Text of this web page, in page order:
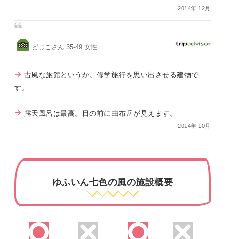
2014年 12月
どじこさん 35-49 女性
古風な旅館というか。修学旅行を思い出させる建物で
す。
露天風呂は最高。目の前に由布岳が見えます。
2014年 10月
ゆふいん七色の風の施設概要